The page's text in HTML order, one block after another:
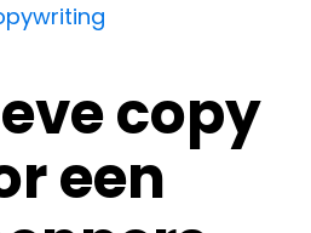
copy
een